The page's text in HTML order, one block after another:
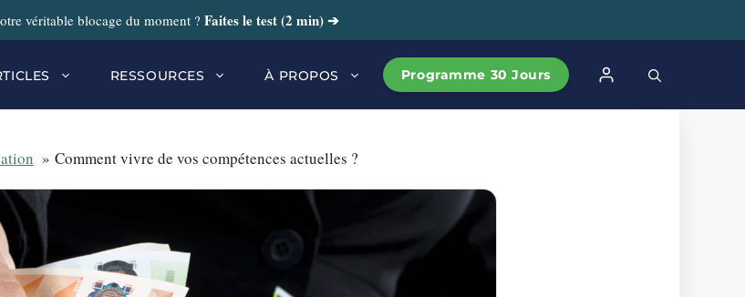
véritable blocage du moment ? Faites le test (2 min) ➔
RESSOURCES À PROPOS Programme 30 Jours
Comment vivre de vos compétences actuelles ?